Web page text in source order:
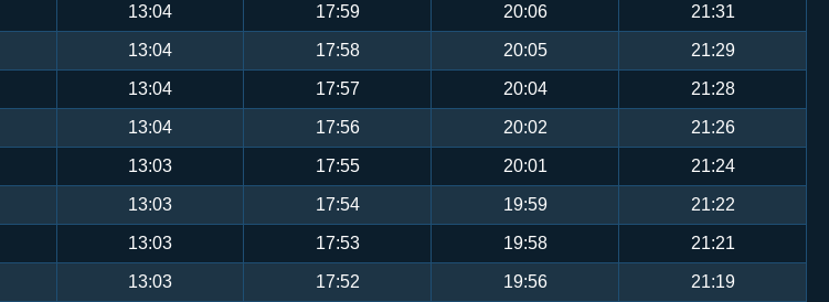
13:04 17:59 20:06 21:31
13:04 17:58 20:05 21:29
13:04 17:57 20:04 21:28
13:04 17:56 20:02 21:26
13:03 17:55 20:01 21:24
13:03 17:54 19:59 21:22
13:03 17:53 19:58 21:21
13:03 17:52 19:56 21:19